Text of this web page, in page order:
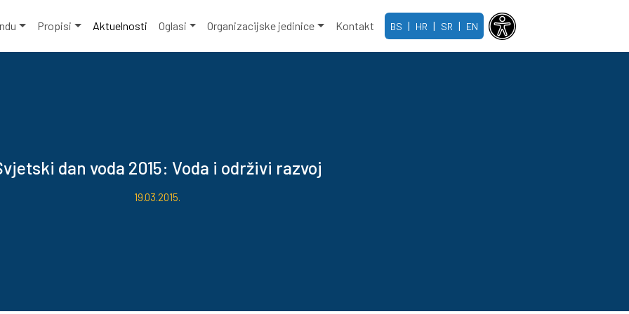
Propisi Aktuelnosti Oglasi Organizacijske jedinice Kontakt BS | HR | SR | EN
dan voda 2015: Voda i održivi razvoj
19.03.2015.